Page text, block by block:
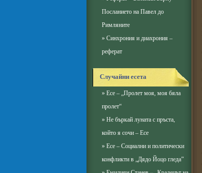
Посланието на Павел до
Римляните
» Синхрония и диахрония –
реферат
Случайни есета
» Есе – „Пролет моя, моя бяла
пролет“
» Не бъркай луната с пръста,
който я сочи – Есе
» Есе – Социални и политически
конфликти в „Дядо Йоцо гледа”